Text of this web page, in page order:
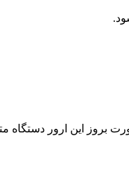
بالا بودن ولتاژ است که این ولتاژ نباید پایین تر از 150 ولت و